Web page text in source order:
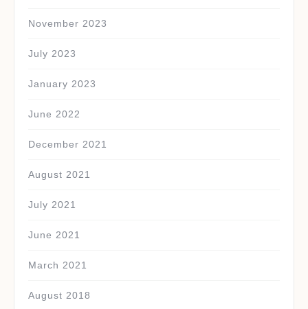
November 2023
July 2023
January 2023
June 2022
December 2021
August 2021
July 2021
June 2021
March 2021
August 2018